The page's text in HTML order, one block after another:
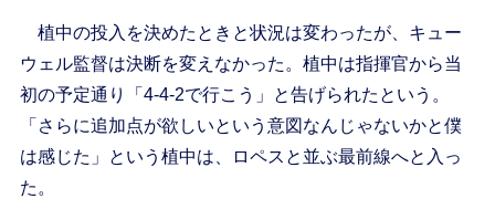
植中の投入を決めたときと状況は変わったが、キュー
ウェル監督は決断を変えなかった。植中は指揮官から当
初の予定通り「4-4-2で行こう」と告げられたという。
「さらに追加点が欲しいという意図なんじゃないかと僕
は感じた」という植中は、ロペスと並ぶ最前線へと入っ
た。